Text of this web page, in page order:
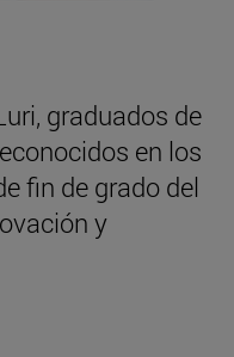
graduados de
en los
fin de grado del
y